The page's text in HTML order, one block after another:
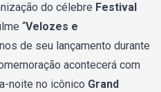
do célebre Festival
“Velozes e
de seu lançamento durante
acontecerá com
noite no icônico Grand